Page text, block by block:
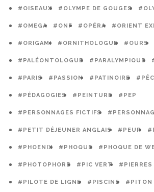
#OISEAUX #OLYMPE DE GOUGES
#OMEGA #ONF #OPÉRA #ORIENT
#ORIGAMI #ORNITHOLOGUE #OURS
#PALÉONTOLOGUE #PARALYMPIQUE
#PARIS #PASSION #PATINOIRE
#PÉDAGOGIES #PEINTURE #PEP
#PERSONNAGES FICTIFS
#PETIT DÉJEUNER ANGLAIS #PEUR
#PHOENIX #PHOQUE #PHOQUE DE
#PHOTOPHORE #PIC VERT #PIERRES
#PILOTE DE LIGNE #PISCINE #PITON